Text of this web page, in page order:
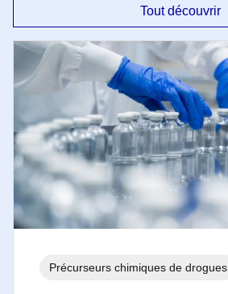
Tout découvrir
Précurseurs chimiques de drogues